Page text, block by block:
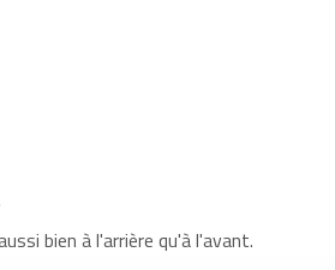
bien à l'arrière qu'à l'avant.